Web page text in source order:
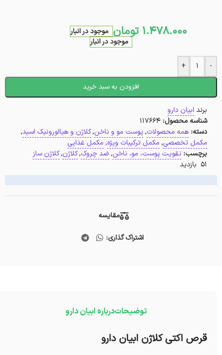
1.478.000 تومان موجود در انبار
موجود در انبار
-
+
افزودن به سبد خرید
برند ابیان دارو
شناسه محصول: 117664
دسته: همه محصولات, پوست مو و ناخن,کلاژن و هیالورونیک اسید,
مکمل تخصصی, مکمل ترکیبات ویژه, مکمل غذایی
برچسب: تقویت پوست، مو، ناخن,ضد چروک,کلاژن,کلاژن ساز
51 بازدید
مقایسه
اشتراک گذاری:
توضیحاتدرباره ابیان دارو
قرص اکتی کلاژن ابیان دارو